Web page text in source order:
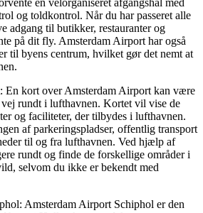
og toldkontrol. Når du har passeret alle
adgang til butikker, restauranter og
på dit fly. Amsterdam Airport har også
til byens centrum, hvilket gør det nemt at
En kort over Amsterdam Airport kan være
rundt i lufthavnen. Kortet vil vise de
og faciliteter, der tilbydes i lufthavnen.
af parkeringspladser, offentlig transport
til og fra lufthavnen. Ved hjælp af
rundt og finde de forskellige områder i
selvom du ikke er bekendt med
Amsterdam Airport Schiphol er den